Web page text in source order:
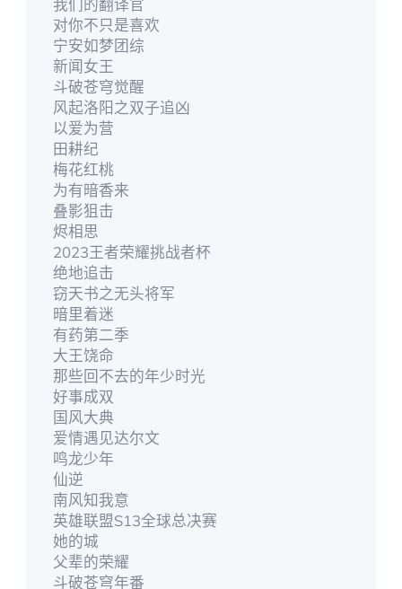
对你不只是喜欢
宁安如梦团综
新闻女王
斗破苍穹觉醒
风起洛阳之双子追凶
以爱为营
田耕纪
梅花红桃
为有暗香来
叠影狙击
烬相思
2023王者荣耀挑战者杯
绝地追击
窃天书之无头将军
暗里着迷
有药第二季
大王饶命
那些回不去的年少时光
好事成双
国风大典
爱情遇见达尔文
鸣龙少年
仙逆
南风知我意
英雄联盟S13全球总决赛
她的城
父辈的荣耀
斗破苍穹年番